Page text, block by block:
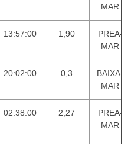
MAR
13:57:00 1,90
PREA-
MAR
20:02:00 0,3
BAIXA-
MAR
02:38:00 2,27
PREA-
MAR